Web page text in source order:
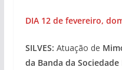
DIA 12 de fevereiro,
SILVES: Atuação de
da Banda da